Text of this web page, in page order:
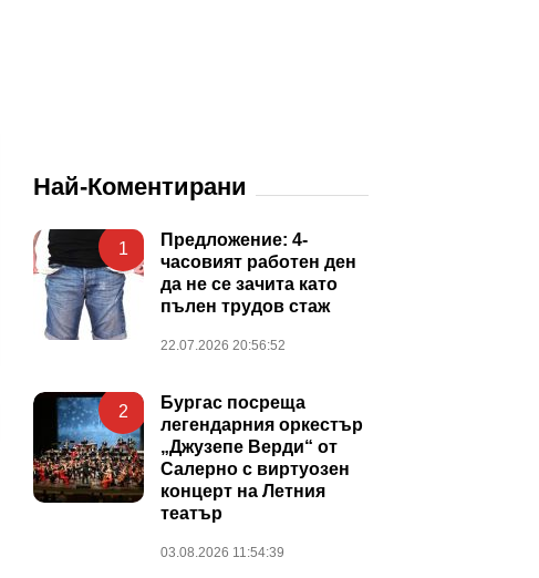
Най-Коментирани
1
Предложение: 4-
часовият работен ден
да не се зачита като
пълен трудов стаж
22.07.2026 20:56:52
2
Бургас посреща
легендарния оркестър
„Джузепе Верди“ от
Салерно с виртуозен
концерт на Летния
театър
03.08.2026 11:54:39